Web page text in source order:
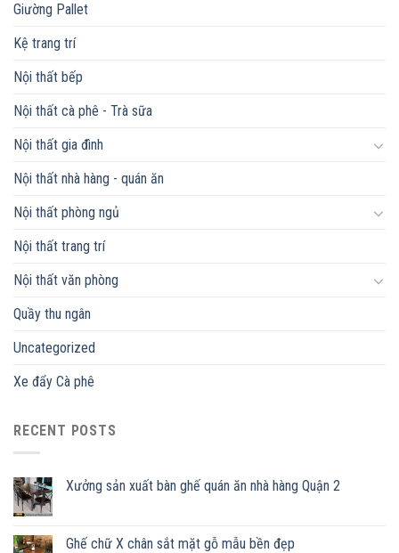
Giường Pallet
Kệ trang trí
Nội thất bếp
Nội thất cà phê - Trà sữa
Nội thất gia đình
Nội thất nhà hàng - quán ăn
Nội thất phòng ngủ
Nội thất trang trí
Nội thất văn phòng
Quầy thu ngân
Uncategorized
Xe đẩy Cà phê
RECENT POSTS
Xưởng sản xuất bàn ghế quán ăn nhà hàng Quận 2
Ghế chữ X chân sắt mặt gỗ mẫu bền đẹp